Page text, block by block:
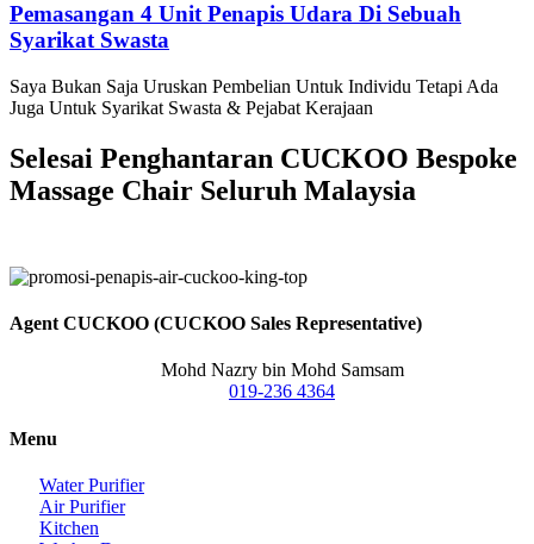
Pemasangan 4 Unit Penapis Udara Di Sebuah
Syarikat Swasta
Saya Bukan Saja Uruskan Pembelian Untuk Individu Tetapi Ada
Juga Untuk Syarikat Swasta & Pejabat Kerajaan
Selesai Penghantaran CUCKOO Bespoke
Massage Chair Seluruh Malaysia
Agent CUCKOO (CUCKOO Sales Representative)
Mohd Nazry bin Mohd Samsam
019-236 4364
Menu
Water Purifier
Air Purifier
Kitchen